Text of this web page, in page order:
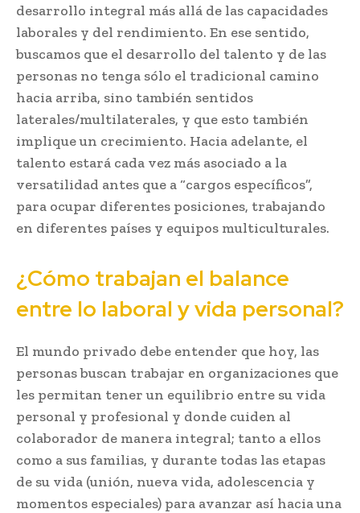
desarrollo integral más allá de las capacidades
laborales y del rendimiento. En ese sentido,
buscamos que el desarrollo del talento y de las
personas no tenga sólo el tradicional camino
hacia arriba, sino también sentidos
laterales/multilaterales, y que esto también
implique un crecimiento. Hacia adelante, el
talento estará cada vez más asociado a la
versatilidad antes que a “cargos específicos”,
para ocupar diferentes posiciones, trabajando
en diferentes países y equipos multiculturales.
¿Cómo trabajan el balance
entre lo laboral y vida personal?
El mundo privado debe entender que hoy, las
personas buscan trabajar en organizaciones que
les permitan tener un equilibrio entre su vida
personal y profesional y donde cuiden al
colaborador de manera integral; tanto a ellos
como a sus familias, y durante todas las etapas
de su vida (unión, nueva vida, adolescencia y
momentos especiales) para avanzar así hacia una